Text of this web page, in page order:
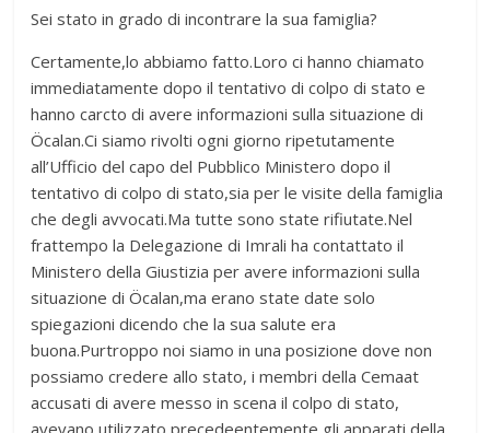
Sei stato in grado di incontrare la sua famiglia?
Certamente,lo abbiamo fatto.Loro ci hanno chiamato
immediatamente dopo il tentativo di colpo di stato e
hanno carcto di avere informazioni sulla situazione di
Öcalan.Ci siamo rivolti ogni giorno ripetutamente
all’Ufficio del capo del Pubblico Ministero dopo il
tentativo di colpo di stato,sia per le visite della famiglia
che degli avvocati.Ma tutte sono state rifiutate.Nel
frattempo la Delegazione di Imrali ha contattato il
Ministero della Giustizia per avere informazioni sulla
situazione di Öcalan,ma erano state date solo
spiegazioni dicendo che la sua salute era
buona.Purtroppo noi siamo in una posizione dove non
possiamo credere allo stato, i membri della Cemaat
accusati di avere messo in scena il colpo di stato,
avevano utilizzato precedeentemente gli apparati della